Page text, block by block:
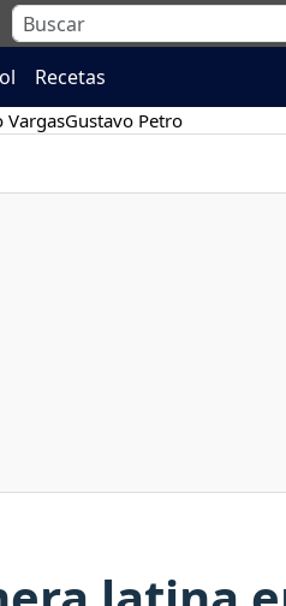
Recetas
VargasGustavo Petro